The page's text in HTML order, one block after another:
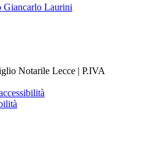
Giancarlo Laurini
Notarile Lecce | P.IVA